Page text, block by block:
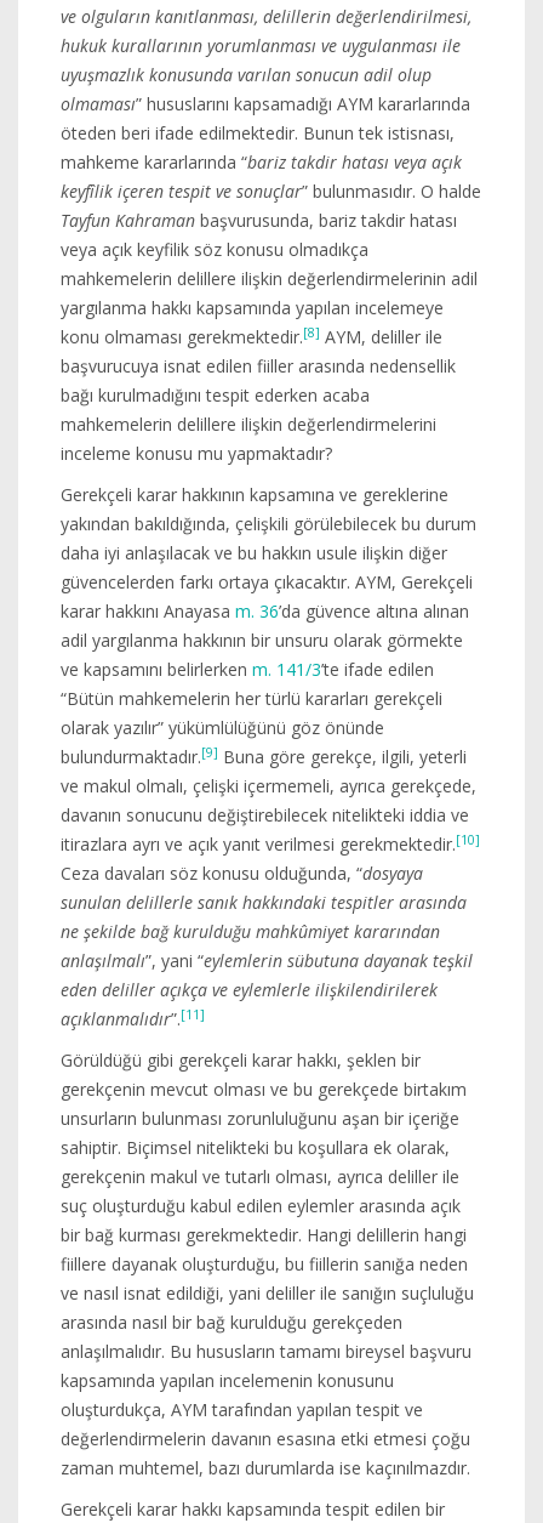
ve olguların kanıtlanması, delillerin değerlendirilmesi,
hukuk kurallarının yorumlanması ve uygulanması ile
uyuşmazlık konusunda varılan sonucun adil olup
olmaması” hususlarını kapsamadığı AYM kararlarında
öteden beri ifade edilmektedir. Bunun tek istisnası,
mahkeme kararlarında “bariz takdir hatası veya açık
keyfîlik içeren tespit ve sonuçlar” bulunmasıdır. O halde
Tayfun Kahraman başvurusunda, bariz takdir hatası
veya açık keyfilik söz konusu olmadıkça
mahkemelerin delillere ilişkin değerlendirmelerinin adil
yargılanma hakkı kapsamında yapılan incelemeye
konu olmaması gerekmektedir.[8] AYM, deliller ile
başvurucuya isnat edilen fiiller arasında nedensellik
bağı kurulmadığını tespit ederken acaba
mahkemelerin delillere ilişkin değerlendirmelerini
inceleme konusu mu yapmaktadır?
Gerekçeli karar hakkının kapsamına ve gereklerine
yakından bakıldığında, çelişkili görülebilecek bu durum
daha iyi anlaşılacak ve bu hakkın usule ilişkin diğer
güvencelerden farkı ortaya çıkacaktır. AYM, Gerekçeli
karar hakkını Anayasa m. 36’da güvence altına alınan
adil yargılanma hakkının bir unsuru olarak görmekte
ve kapsamını belirlerken m. 141/3’te ifade edilen
“Bütün mahkemelerin her türlü kararları gerekçeli
olarak yazılır” yükümlülüğünü göz önünde
bulundurmaktadır.[9] Buna göre gerekçe, ilgili, yeterli
ve makul olmalı, çelişki içermemeli, ayrıca gerekçede,
davanın sonucunu değiştirebilecek nitelikteki iddia ve
itirazlara ayrı ve açık yanıt verilmesi gerekmektedir.[10]
Ceza davaları söz konusu olduğunda, “dosyaya
sunulan delillerle sanık hakkındaki tespitler arasında
ne şekilde bağ kurulduğu mahkûmiyet kararından
anlaşılmalı”, yani “eylemlerin sübutuna dayanak teşkil
eden deliller açıkça ve eylemlerle ilişkilendirilerek
açıklanmalıdır”.[11]
Görüldüğü gibi gerekçeli karar hakkı, şeklen bir
gerekçenin mevcut olması ve bu gerekçede birtakım
unsurların bulunması zorunluluğunu aşan bir içeriğe
sahiptir. Biçimsel nitelikteki bu koşullara ek olarak,
gerekçenin makul ve tutarlı olması, ayrıca deliller ile
suç oluşturduğu kabul edilen eylemler arasında açık
bir bağ kurması gerekmektedir. Hangi delillerin hangi
fiillere dayanak oluşturduğu, bu fiillerin sanığa neden
ve nasıl isnat edildiği, yani deliller ile sanığın suçluluğu
arasında nasıl bir bağ kurulduğu gerekçeden
anlaşılmalıdır. Bu hususların tamamı bireysel başvuru
kapsamında yapılan incelemenin konusunu
oluşturdukça, AYM tarafından yapılan tespit ve
değerlendirmelerin davanın esasına etki etmesi çoğu
zaman muhtemel, bazı durumlarda ise kaçınılmazdır.
Gerekçeli karar hakkı kapsamında tespit edilen bir